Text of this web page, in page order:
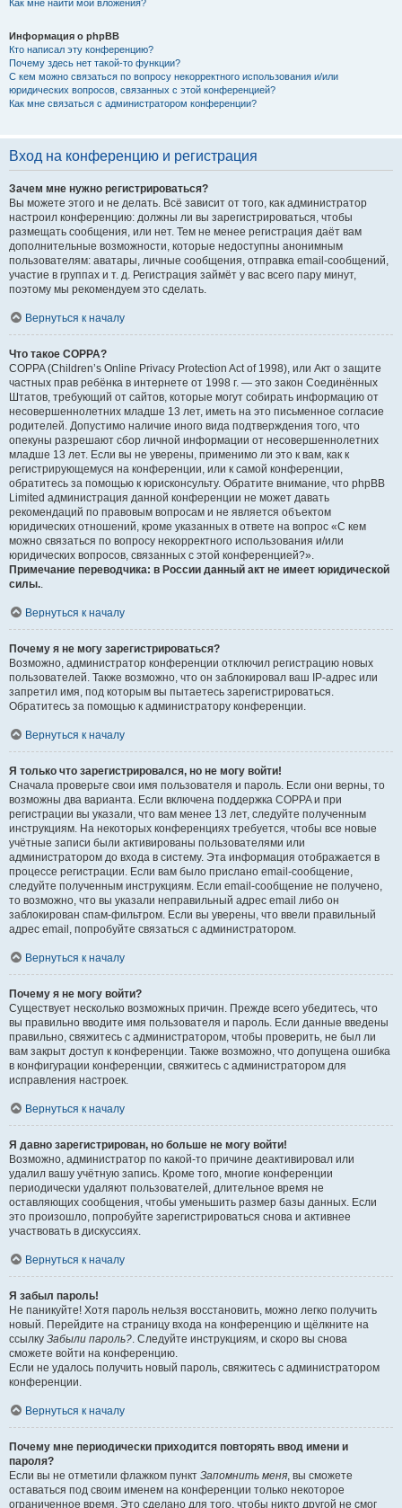
Как мне найти мои вложения?
Информация о phpBB
Кто написал эту конференцию?
Почему здесь нет такой-то функции?
С кем можно связаться по вопросу некорректного использования и/или
юридических вопросов, связанных с этой конференцией?
Как мне связаться с администратором конференции?
Вход на конференцию и регистрация
Зачем мне нужно регистрироваться?
Вы можете этого и не делать. Всё зависит от того, как администратор
настроил конференцию: должны ли вы зарегистрироваться, чтобы
размещать сообщения, или нет. Тем не менее регистрация даёт вам
дополнительные возможности, которые недоступны анонимным
пользователям: аватары, личные сообщения, отправка email-сообщений,
участие в группах и т. д. Регистрация займёт у вас всего пару минут,
поэтому мы рекомендуем это сделать.
Вернуться к началу
Что такое COPPA?
COPPA (Children’s Online Privacy Protection Act of 1998), или Акт о защите
частных прав ребёнка в интернете от 1998 г. — это закон Соединённых
Штатов, требующий от сайтов, которые могут собирать информацию от
несовершеннолетних младше 13 лет, иметь на это письменное согласие
родителей. Допустимо наличие иного вида подтверждения того, что
опекуны разрешают сбор личной информации от несовершеннолетних
младше 13 лет. Если вы не уверены, применимо ли это к вам, как к
регистрирующемуся на конференции, или к самой конференции,
обратитесь за помощью к юрисконсульту. Обратите внимание, что phpBB
Limited администрация данной конференции не может давать
рекомендаций по правовым вопросам и не является объектом
юридических отношений, кроме указанных в ответе на вопрос «С кем
можно связаться по вопросу некорректного использования и/или
юридических вопросов, связанных с этой конференцией?».
Примечание переводчика: в России данный акт не имеет юридической
силы..
Вернуться к началу
Почему я не могу зарегистрироваться?
Возможно, администратор конференции отключил регистрацию новых
пользователей. Также возможно, что он заблокировал ваш IP-адрес или
запретил имя, под которым вы пытаетесь зарегистрироваться.
Обратитесь за помощью к администратору конференции.
Вернуться к началу
Я только что зарегистрировался, но не могу войти!
Сначала проверьте свои имя пользователя и пароль. Если они верны, то
возможны два варианта. Если включена поддержка COPPA и при
регистрации вы указали, что вам менее 13 лет, следуйте полученным
инструкциям. На некоторых конференциях требуется, чтобы все новые
учётные записи были активированы пользователями или
администратором до входа в систему. Эта информация отображается в
процессе регистрации. Если вам было прислано email-сообщение,
следуйте полученным инструкциям. Если email-сообщение не получено,
то возможно, что вы указали неправильный адрес email либо он
заблокирован спам-фильтром. Если вы уверены, что ввели правильный
адрес email, попробуйте связаться с администратором.
Вернуться к началу
Почему я не могу войти?
Существует несколько возможных причин. Прежде всего убедитесь, что
вы правильно вводите имя пользователя и пароль. Если данные введены
правильно, свяжитесь с администратором, чтобы проверить, не был ли
вам закрыт доступ к конференции. Также возможно, что допущена ошибка
в конфигурации конференции, свяжитесь с администратором для
исправления настроек.
Вернуться к началу
Я давно зарегистрирован, но больше не могу войти!
Возможно, администратор по какой-то причине деактивировал или
удалил вашу учётную запись. Кроме того, многие конференции
периодически удаляют пользователей, длительное время не
оставляющих сообщения, чтобы уменьшить размер базы данных. Если
это произошло, попробуйте зарегистрироваться снова и активнее
участвовать в дискуссиях.
Вернуться к началу
Я забыл пароль!
Не паникуйте! Хотя пароль нельзя восстановить, можно легко получить
новый. Перейдите на страницу входа на конференцию и щёлкните на
ссылку Забыли пароль?. Следуйте инструкциям, и скоро вы снова
сможете войти на конференцию.
Если не удалось получить новый пароль, свяжитесь с администратором
конференции.
Вернуться к началу
Почему мне периодически приходится повторять ввод имени и
пароля?
Если вы не отметили флажком пункт Запомнить меня, вы сможете
оставаться под своим именем на конференции только некоторое
ограниченное время. Это сделано для того, чтобы никто другой не смог